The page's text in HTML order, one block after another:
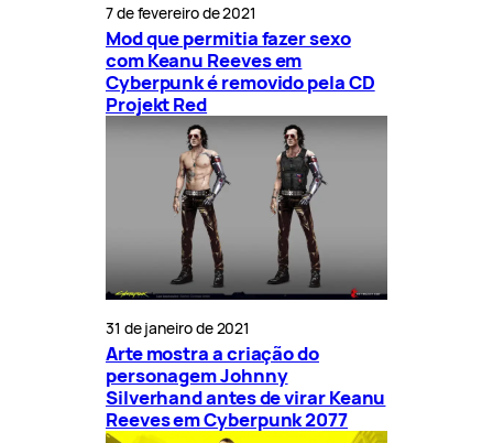
7 de fevereiro de 2021
Mod que permitia fazer sexo
com Keanu Reeves em
Cyberpunk é removido pela CD
Projekt Red
31 de janeiro de 2021
Arte mostra a criação do
personagem Johnny
Silverhand antes de virar Keanu
Reeves em Cyberpunk 2077